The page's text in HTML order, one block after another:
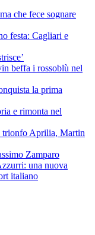
che fece sognare
festa: Cagliari e
beffa i rossoblù nel
la prima
e rimonta nel
trionfo Aprilia, Martin
Zamparo
una nuova
italiano